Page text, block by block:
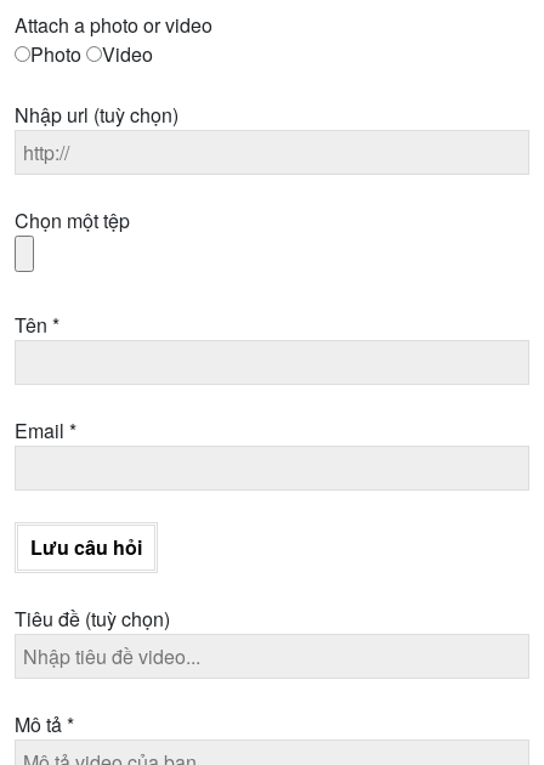
Attach a photo or video
Photo
Video
Nhập url (tuỳ chọn)
Chọn một tệp
Tên *
Email *
Lưu câu hỏi
Tiêu đề (tuỳ chọn)
Mô tả*